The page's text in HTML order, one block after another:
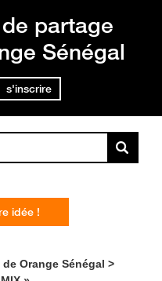
partage
Sénégal
s'inscrire
idée !
Orange Sénégal